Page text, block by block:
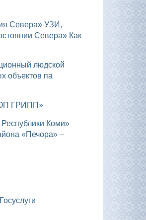
Севера» Как
объектов па
ГРИПП»
«Печора» –